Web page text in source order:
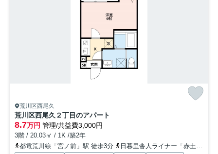
荒川区西尾久
荒川区西尾久２丁目のアパート
8.7万円 管理/共益費3,000円
3階 / 20.03㎡ / 1K /築2年
都電荒川線「宮ノ前」駅 徒歩3分
日暮里舎人ライナー「赤土小学校前」駅 徒歩15分